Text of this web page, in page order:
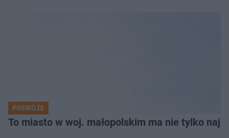
PODRÓŻE
To miasto w woj. małopolskim ma nie tylko